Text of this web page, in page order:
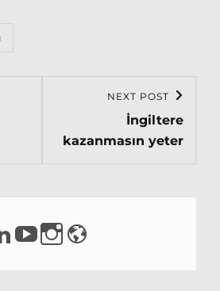
NEXT POST
İngiltere
kazanmasın yeter
isirkeci
isirkeci
https://www.linkedin.com/in/sirkeci/
https://www.youtube.com/channel/
YQaDpNLKw
https://www.instagram.com/